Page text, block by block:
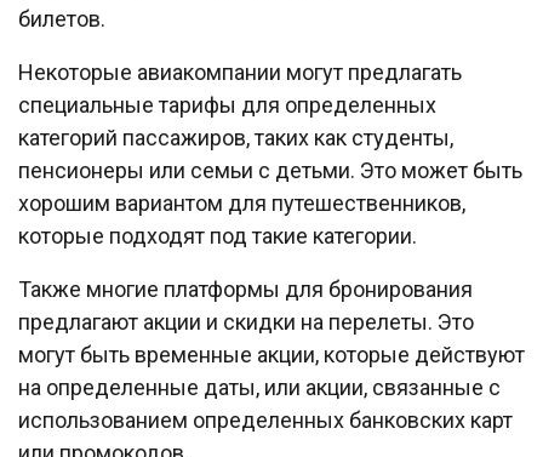
билетов.
Некоторые авиакомпании могут предлагать
специальные тарифы для определенных
категорий пассажиров, таких как студенты,
пенсионеры или семьи с детьми. Это может быть
хорошим вариантом для путешественников,
которые подходят под такие категории.
Также многие платформы для бронирования
предлагают акции и скидки на перелеты. Это
могут быть временные акции, которые действуют
на определенные даты, или акции, связанные с
использованием определенных банковских карт